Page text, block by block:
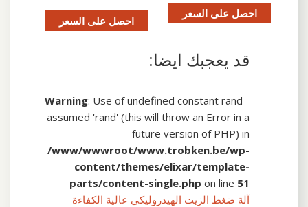
احصل على السعر
احصل على السعر
قد يعجبك ايضا:
Warning: Use of undefined constant rand -
assumed 'rand' (this will throw an Error in a
future version of PHP) in
/www/wwwroot/www.trobken.be/wp-
content/themes/elixar/template-
parts/content-single.php on line 51
آلة ضغط الزيت الهيدروليكي عالية الكفاءة